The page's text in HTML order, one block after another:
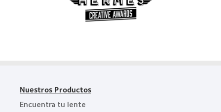
Nuestros Productos
Encuentra tu lente